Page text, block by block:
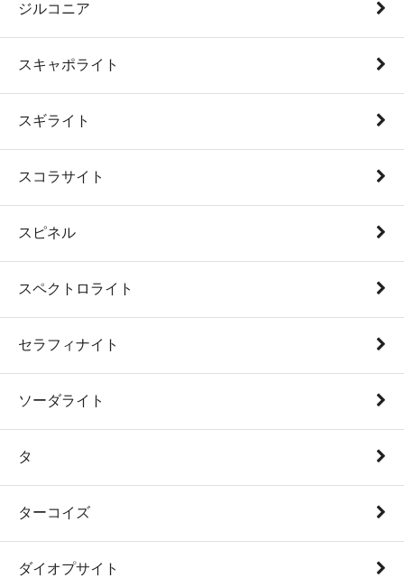
ジルコニア
スキャポライト
スギライト
スコラサイト
スピネル
スペクトロライト
セラフィナイト
ソーダライト
タ
ターコイズ
ダイオプサイト